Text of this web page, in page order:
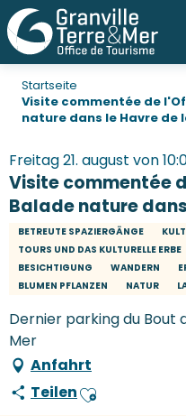
Startseite
Visite commentée de
nature dans le Havre de
Freitag 21. august von
Visite commentée
Balade nature
BETREUTE SPAZIERGÄNGE
TOURS UND DAS KULTURELLE ERBE
BESICHTIGUNG
WANDERN
BLUMEN PFLANZEN
NATUR
Dernier parking du Bout
Mer
Anfahrt
TeilenAjouter aux